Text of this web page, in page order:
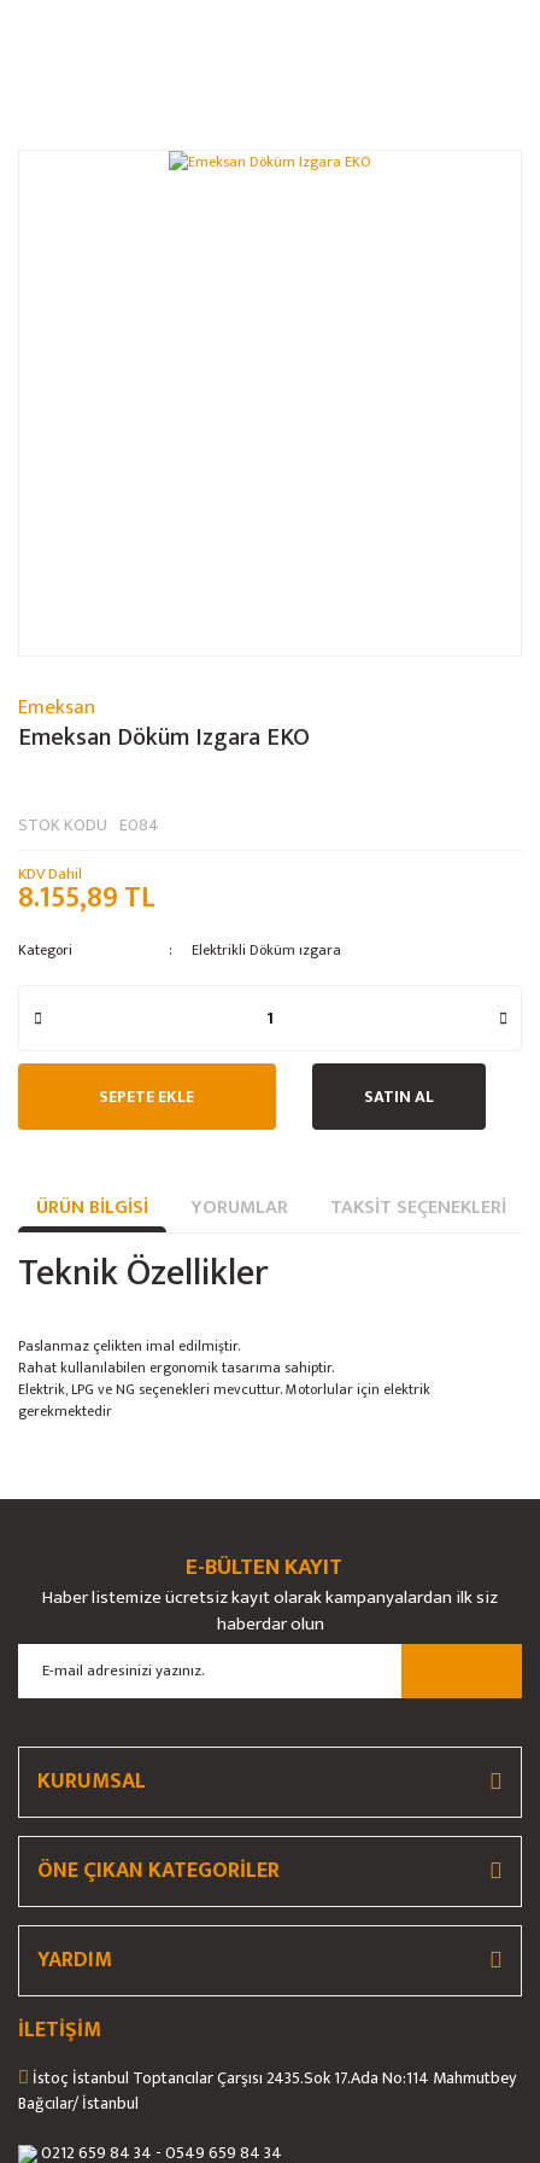
Emeksan
Emeksan Döküm Izgara EKO
STOK KODU E084
KDV Dahil
8.155,89 TL
Kategori Elektrikli Döküm ızgara
SEPETE EKLE SATIN AL
ÜRÜN BILGISI YORUMLAR TAKSIT SEÇENEKLERI
Teknik Özellikler
Paslanmaz çelikten imal edilmiştir.
Rahat kullanılabilen ergonomik tasarıma sahiptir.
Elektrik, LPG ve NG seçenekleri mevcuttur. Motorlular için elektrik
gerekmektedir
Bu ürüne ilk yorumu siz yapın!
Yorum Yaz
yetersiz gördüğünüz noktaları öneri formunu kullanarak tarafımıza
Ürün resmi kalitesiz, bozuk veya görüntülenemiyor.
Ürün açıklamasında eksik bilgiler bulunuyor.
Ürün bilgilerinde hatalar bulunuyor.
Ürün fiyatı diğer sitelerden daha pahalı.
E-BÜLTEN KAYIT
Haber listemize ücretsiz kayıt olarak kampanyalardan ilk siz
haberdar olun
KURUMSAL
ÖNE ÇIKAN KATEGORİLER
YARDIM
İLETİŞİM
İstoç İstanbul Toptancılar Çarşısı 2435.Sok 17.Ada No:114 Mahmutbey
Bağcılar/ İstanbul
0212 659 84 34 - 0549 659 84 34